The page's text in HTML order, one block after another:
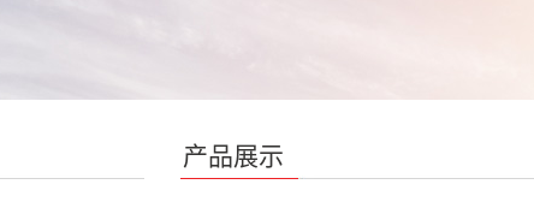
产品展示